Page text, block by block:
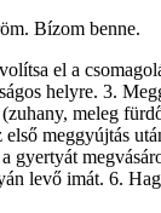
Bízom benne.
el a
helyre. 3.
meleg
meggyújtás
gyertyát
levő imát. 6.